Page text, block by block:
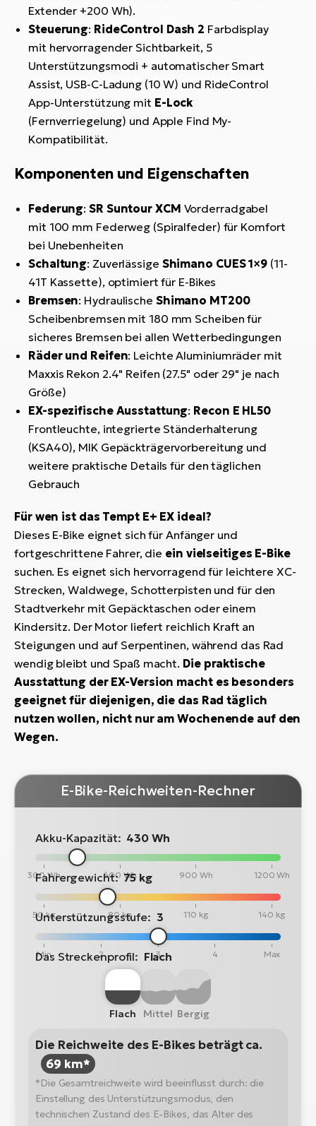
Extender +200 Wh).
Steuerung: RideControl Dash 2 Farbdisplay
mit hervorragender Sichtbarkeit, 5
Unterstützungsmodi + automatischer Smart
Assist, USB-C-Ladung (10 W) und RideControl
App-Unterstützung mit E-Lock
(Fernverriegelung) und Apple Find My-
Kompatibilität.
Komponenten und Eigenschaften
Federung:SR Suntour XCM Vorderradgabel
mit 100 mm Federweg (Spiralfeder) für Komfort
bei Unebenheiten
Schaltung: Zuverlässige Shimano CUES 1×9 (11-
41T Kassette), optimiert für E-Bikes
Bremsen: Hydraulische Shimano MT200
Scheibenbremsen mit 180 mm Scheiben für
sicheres Bremsen bei allen Wetterbedingungen
Räder und Reifen: Leichte Aluminiumräder mit
Maxxis Rekon 2.4" Reifen (27.5" oder 29" je nach
Größe)
EX-spezifische Ausstattung: Recon E HL50
Frontleuchte, integrierte Ständerhalterung
(KSA40), MIK Gepäckträgervorbereitung und
weitere praktische Details für den täglichen
Gebrauch
Für wen ist das Tempt E+ EX ideal?
Dieses E-Bike eignet sich für Anfänger und
fortgeschrittene Fahrer, die ein vielseitiges E-Bike
suchen. Es eignet sich hervorragend für leichtere XC-
Strecken, Waldwege, Schotterpisten und für den
Stadtverkehr mit Gepäcktaschen oder einem
Kindersitz. Der Motor liefert reichlich Kraft an
Steigungen und auf Serpentinen, während das Rad
wendig bleibt und Spaß macht. Die praktische
Ausstattung der EX-Version macht es besonders
geeignet für diejenigen, die das Rad täglich
nutzen wollen, nicht nur am Wochenende auf den
Wegen.
E-Bike-Reichweiten-Rechner
Akku-Kapazität: 430 Wh
300 Wh 600 Wh 900 Wh 1200 Wh
Fahrergewicht: 75 kg
50 kg 80 kg 110 kg 140 kg
Unterstützungsstufe: 3
Min 2 3 4 Max
Das Streckenprofil: Flach
Flach Mittel Bergig
Die Reichweite des E-Bikes beträgt ca.
69 km*
*Die Gesamtreichweite wird beeinflusst durch: die
Einstellung des Unterstützungsmodus, den
technischen Zustand des E-Bikes, das Alter des